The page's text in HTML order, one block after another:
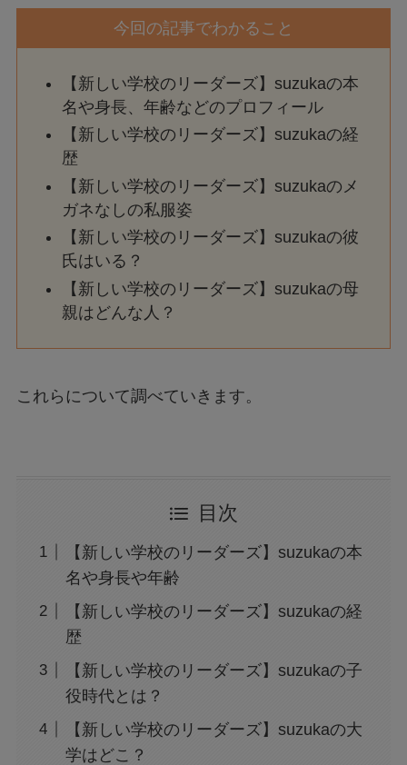
今回の記事でわかること
【新しい学校のリーダーズ】suzukaの本
名や身長、年齢などのプロフィール
【新しい学校のリーダーズ】suzukaの経
歴
【新しい学校のリーダーズ】suzukaのメ
ガネなしの私服姿
【新しい学校のリーダーズ】suzukaの彼
氏はいる？
【新しい学校のリーダーズ】suzukaの母
親はどんな人？
これらについて調べていきます。
目次
【新しい学校のリーダーズ】suzukaの本
名や身長や年齢
【新しい学校のリーダーズ】suzukaの経
歴
【新しい学校のリーダーズ】suzukaの子
役時代とは？
【新しい学校のリーダーズ】suzukaの大
学はどこ？